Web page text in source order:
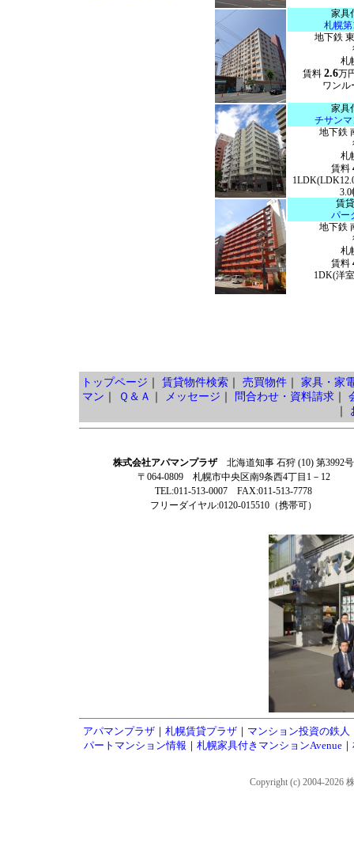
家具
札幌
地下鉄
札
賃料 2.6万
ワンル
家具
チサン
地下鉄
札
賃料
賃
パー
地下鉄
札
賃料
1DK(洋
トップページ 賃貸物件検索｜ 売買物件｜ 家具・家
マン
Ｑ＆Ａ メッセージ 問合わせ・資料請求｜
株式会社アパマンプラザ北海道知事 石狩 (10) 第3992号
〒064-0809 札幌市中央区南9条西4丁目1－12
TEL:011-513-0007 FAX:011-513-7778
フリーダイヤル:0120-015510（携帯可）
アパマンプラザ ｜ 札幌賃貸プラザ ｜ マンション投資の鉄人
パートマンション情報 ｜ 札幌家具付きマンションAvenue｜
Copyright (c) 2004-2026